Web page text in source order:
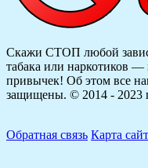
Скажи СТОП любой
табака или наркотиков —
привычек! Об этом все
защищены. © 2014 - 2023
Обратная связь Карта